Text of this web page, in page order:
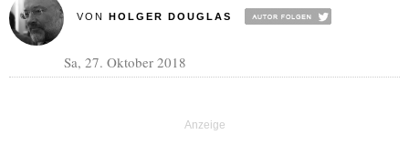
VON HOLGER DOUGLAS
Sa, 27. Oktober 2018